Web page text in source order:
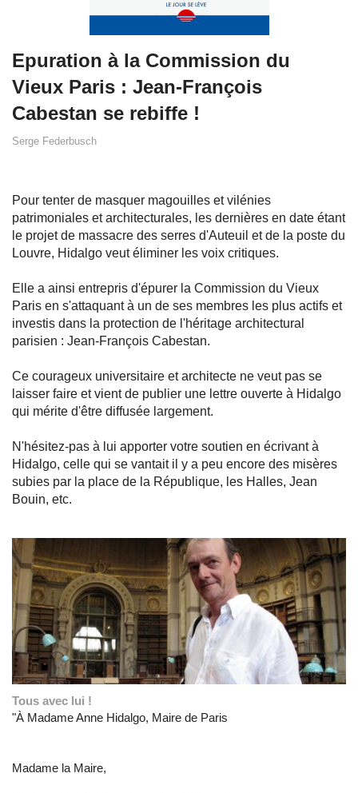
Epuration à la Commission du
Vieux Paris : Jean-François
Cabestan se rebiffe !
Serge Federbusch
Pour tenter de masquer magouilles et vilénies
patrimoniales et architecturales, les dernières en date étant
le projet de massacre des serres d'Auteuil et de la poste du
Louvre, Hidalgo veut éliminer les voix critiques.
Elle a ainsi entrepris d'épurer la Commission du Vieux
Paris en s'attaquant à un de ses membres les plus actifs et
investis dans la protection de l'héritage architectural
parisien : Jean-François Cabestan.
Ce courageux universitaire et architecte ne veut pas se
laisser faire et vient de publier une lettre ouverte à Hidalgo
qui mérite d'être diffusée largement.
N'hésitez-pas à lui apporter votre soutien en écrivant à
Hidalgo, celle qui se vantait il y a peu encore des misères
subies par la place de la République, les Halles, Jean
Bouin, etc.
Tous avec lui !
"À Madame Anne Hidalgo, Maire de Paris
Madame la Maire,